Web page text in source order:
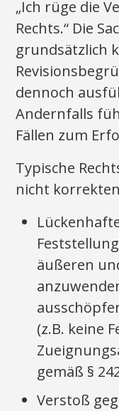
„Ich rüge die
Rechts.“ Die
grundsätzlich
dennoch
Andernfalls
Fällen zum
Typische
nicht
äußeren
(z.B. keine
gemäß §
Verstoß